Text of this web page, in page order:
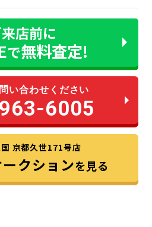
店前に
で無料査定!
い合わせください
6005
京都久世171号店
クションを見る